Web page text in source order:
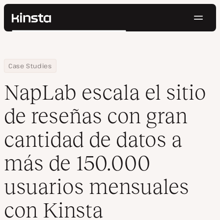
Kinsta®
Precios
Contacto
Buscar
Home
Empresa
Case Studies
NapLab escala el sitio de reseñas con gran cantidad de datos
NapLab escala el sitio
de reseñas con gran
cantidad de datos a
más de 150.000
usuarios mensuales
con Kinsta